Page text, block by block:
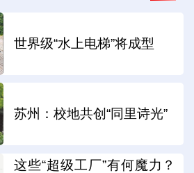
世界级“水上电梯”将成型
苏州：校地共创“同里诗光”
这些“超级工厂”有何魔力？